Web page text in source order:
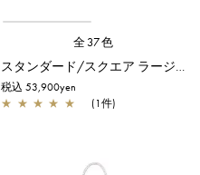
全37色
スタンダード/スクエア ラージ/オーキッドシルバー
税込 53,900yen
★ ★ ★ ★ ★ (1件)